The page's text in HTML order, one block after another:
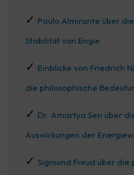
Paulo Almirante über
Stabilität von Engie
Einblicke von Friedrich
die philosophische
Dr. Amartya Sen über
Auswirkungen der
Sigmund Freud über die